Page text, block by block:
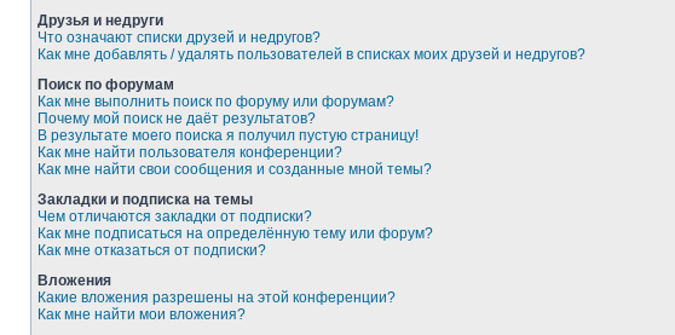
Друзья и недруги
Что означают списки друзей и недругов?
Как мне добавлять / удалять пользователей в списках моих друзей и недругов?
Поиск по форумам
Как мне выполнить поиск по форуму или форумам?
Почему мой поиск не даёт результатов?
В результате моего поиска я получил пустую страницу!
Как мне найти пользователя конференции?
Как мне найти свои сообщения и созданные мной темы?
Закладки и подписка на темы
Чем отличаются закладки от подписки?
Как мне подписаться на определённую тему или форум?
Как мне отказаться от подписки?
Вложения
Какие вложения разрешены на этой конференции?
Как мне найти мои вложения?